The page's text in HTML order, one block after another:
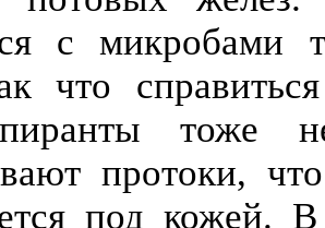
с микробами
что
тоже
протоки,
под кожей.